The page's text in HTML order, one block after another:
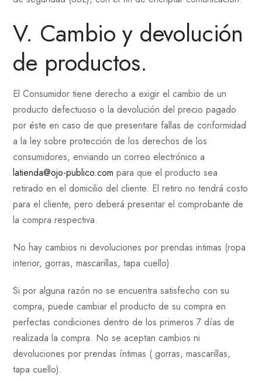
V. Cambio y devolución
de productos.
El Consumidor tiene derecho a exigir el cambio de un
producto defectuoso o la devolución del precio pagado
por éste en caso de que presentare fallas de conformidad
a la ley sobre protección de los derechos de los
consumidores, enviando un correo electrónico a
latienda@ojo-publico.com para que el producto sea
retirado en el domicilio del cliente. El retiro no tendrá costo
para el cliente, pero deberá presentar el comprobante de
la compra respectiva.
No hay cambios ni devoluciones por prendas intimas (ropa
interior, gorras, mascarillas, tapa cuello).
Si por alguna razón no se encuentra satisfecho con su
compra, puede cambiar el producto de su compra en
perfectas condiciones dentro de los primeros 7 días de
realizada la compra. No se aceptan cambios ni
devoluciones por prendas íntimas ( gorras, mascarillas,
tapa cuello).